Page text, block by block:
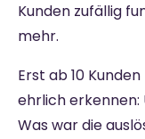
Kunden zufällig
mehr.
Erst ab 10
ehrlich erkennen:
Was war die